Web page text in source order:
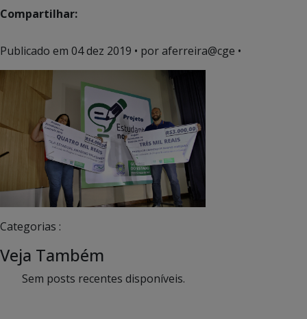
Compartilhar:
Publicado em 04 dez 2019 • por aferreira@cge •
Categorias :
Veja Também
Sem posts recentes disponíveis.